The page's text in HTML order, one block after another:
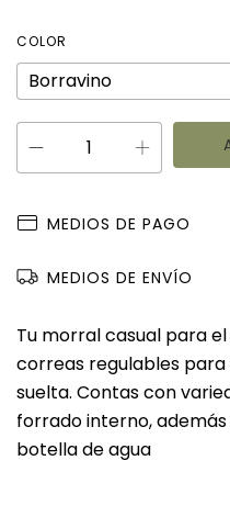
COLOR
MEDIOS DE PAGO
MEDIOS DE ENVÍO
Tu morral casual para el
correas regulables
suelta. Contas con
forrado interno, además
botella de agua